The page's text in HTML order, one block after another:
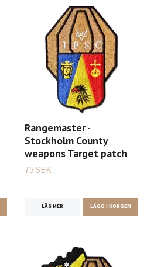
Rangemaster -
Stockholm County
weapons Target patch
75 SEK
LÄS MER LÄGG I KORGEN